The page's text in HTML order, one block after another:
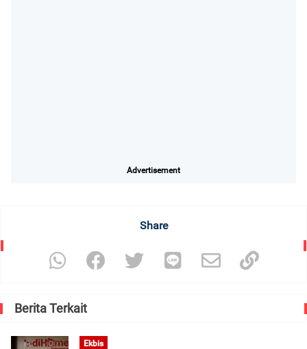
Advertisement
Share
Berita Terkait
Ekbis